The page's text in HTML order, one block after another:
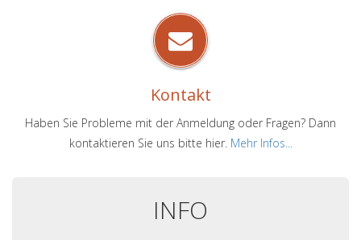
Kontakt
Haben Sie Probleme mit der Anmeldung oder Fragen? Dann
kontaktieren Sie uns bitte hier. Mehr Infos...
INFO